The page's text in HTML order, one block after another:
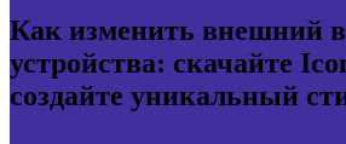
Как изменить внешний
устройства: скачайте
создайте уникальный